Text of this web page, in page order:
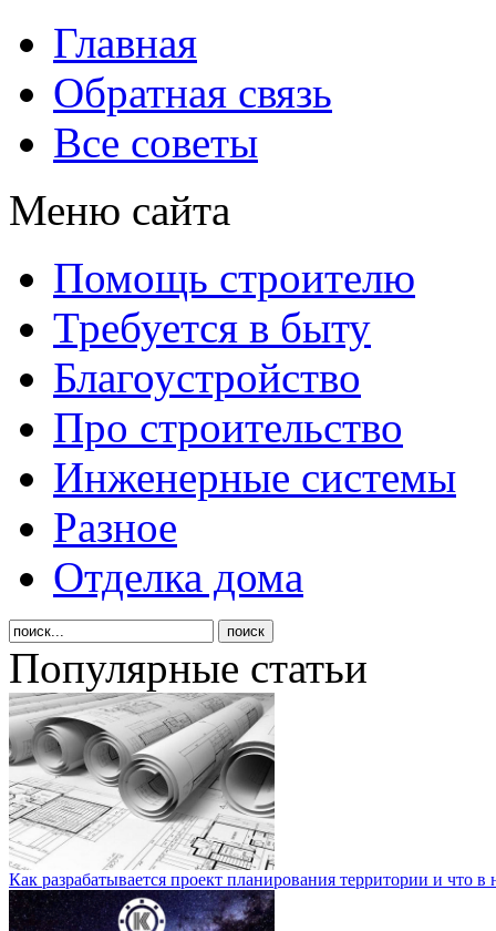
Главная
Обратная связь
Все советы
Меню сайта
Помощь строителю
Требуется в быту
Благоустройство
Про строительство
Инженерные системы
Разное
Отделка дома
Популярные статьи
Как разрабатывается проект планирования территории и что в